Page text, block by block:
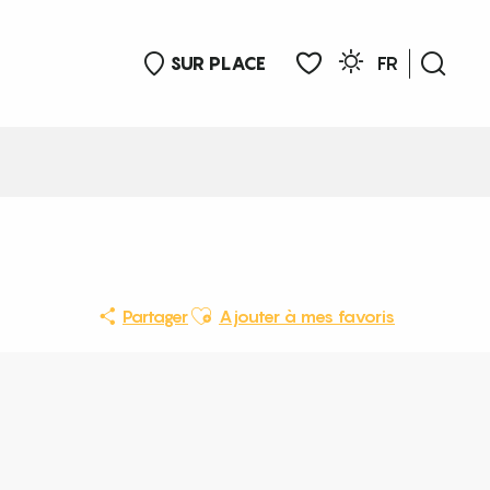
SUR PLACE
FR
PartagerAjouter aux favoris
Ajouter à mes favoris